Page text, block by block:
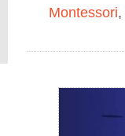
Montessori,